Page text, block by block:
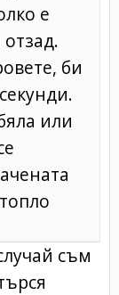
е
би
или
съм